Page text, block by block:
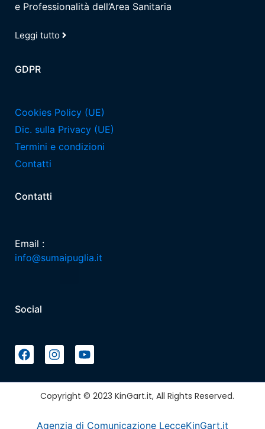
e Professionalità dell’Area Sanitaria
Leggi tutto
GDPR
Cookies Policy (UE)
Dic. sulla Privacy (UE)
Termini e condizioni
Contatti
Contatti
Email :
info@sumaipuglia.it
Social
Copyright © 2023 KinGart.it, All Rights Reserved.
Agenzia di Comunicazione LecceKinGart.it